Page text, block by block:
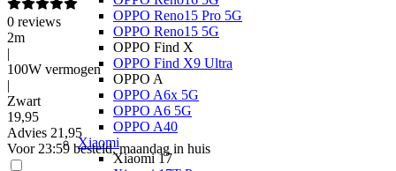
OPPO Reno15 Pro 5G
OPPO Reno15 5G
OPPO Find X
OPPO Find X9 Ultra
OPPO A
OPPO A6x 5G
OPPO A6 5G
OPPO A40
Xiaomi
Xiaomi 17
0 reviews
2m
|
100W vermogen
|
Zwart
19,95
Advies 21,95
Voor 23:59 besteld, maandag in huis